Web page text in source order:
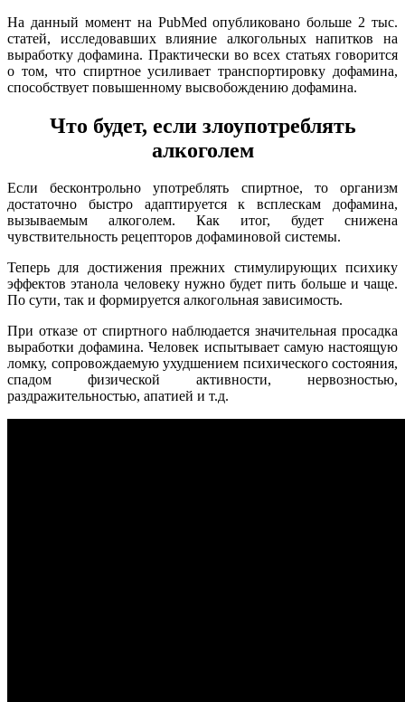
На данный момент на PubMed опубликовано больше 2 тыс.
статей, исследовавших влияние алкогольных напитков на
выработку дофамина. Практически во всех статьях говорится
о том, что спиртное усиливает транспортировку дофамина,
способствует повышенному высвобождению дофамина.
Что будет, если злоупотреблять
алкоголем
Если бесконтрольно употреблять спиртное, то организм
достаточно быстро адаптируется к всплескам дофамина,
вызываемым алкоголем. Как итог, будет снижена
чувствительность рецепторов дофаминовой системы.
Теперь для достижения прежних стимулирующих психику
эффектов этанола человеку нужно будет пить больше и чаще.
По сути, так и формируется алкогольная зависимость.
При отказе от спиртного наблюдается значительная просадка
выработки дофамина. Человек испытывает самую настоящую
ломку, сопровождаемую ухудшением психического состояния,
спадом физической активности, нервозностью,
раздражительностью, апатией и т.д.